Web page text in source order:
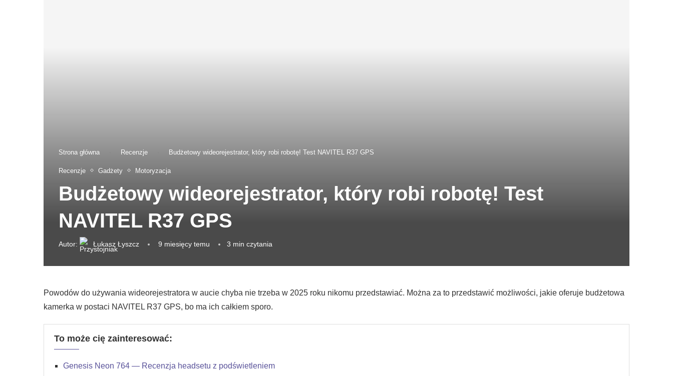
Strona główna Recenzje Budżetowy wideorejestrator, który robi robotę! Test NAVITEL R37 GPS
Recenzje Gadżety Motoryzacja
Budżetowy wideorejestrator, który robi robotę! Test
NAVITEL R37 GPS
Autor: Łukasz Łyszcz 9 miesięcy temu 3 min czytania
Powodów do używania wideorejestratora w aucie chyba nie trzeba w 2025 roku nikomu przedstawiać. Można za to przedstawić możliwości, jakie oferuje budżetowa
kamerka w postaci NAVITEL R37 GPS, bo ma ich całkiem sporo.
To może cię zainteresować:
Genesis Neon 764 — Recenzja headsetu z podświetleniem